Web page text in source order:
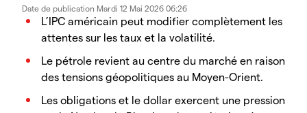
Date de publication Mardi 12 Mai 2026 06:26
L’IPC américain peut modifier complètement les
attentes sur les taux et la volatilité.
Le pétrole revient au centre du marché en raison
des tensions géopolitiques au Moyen-Orient.
Les obligations et le dollar exercent une pression